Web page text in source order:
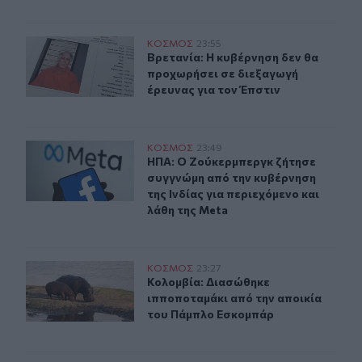
Βρετανία: Η κυβέρνηση δεν θα προχωρήσει σε
ΚΟΣΜΟΣ 23:55
Βρετανία: Η κυβέρνηση δεν θα
Βρετανία: Η κυβέρνηση δεν θα
προχωρήσει σε διεξαγωγή
έρευνας για τον Έπστιν
ΗΠΑ: Ο Ζούκερμπεργκ ζήτησε συγγνώμη από την
ΚΟΣΜΟΣ 23:49
ΗΠΑ: Ο Ζούκερμπεργκ ζήτησε
ΗΠΑ: Ο Ζούκερμπεργκ ζήτησε
συγγνώμη από την κυβέρνηση
της Ινδίας για περιεχόμενο και
λάθη της Meta
Κολομβία: Διασώθηκε ιπποποταμάκι από την αποικία
ΚΟΣΜΟΣ 23:27
Κολομβία: Διασώθηκε
Κολομβία: Διασώθηκε
ιπποποταμάκι από την αποικία
του Πάμπλο Εσκομπάρ